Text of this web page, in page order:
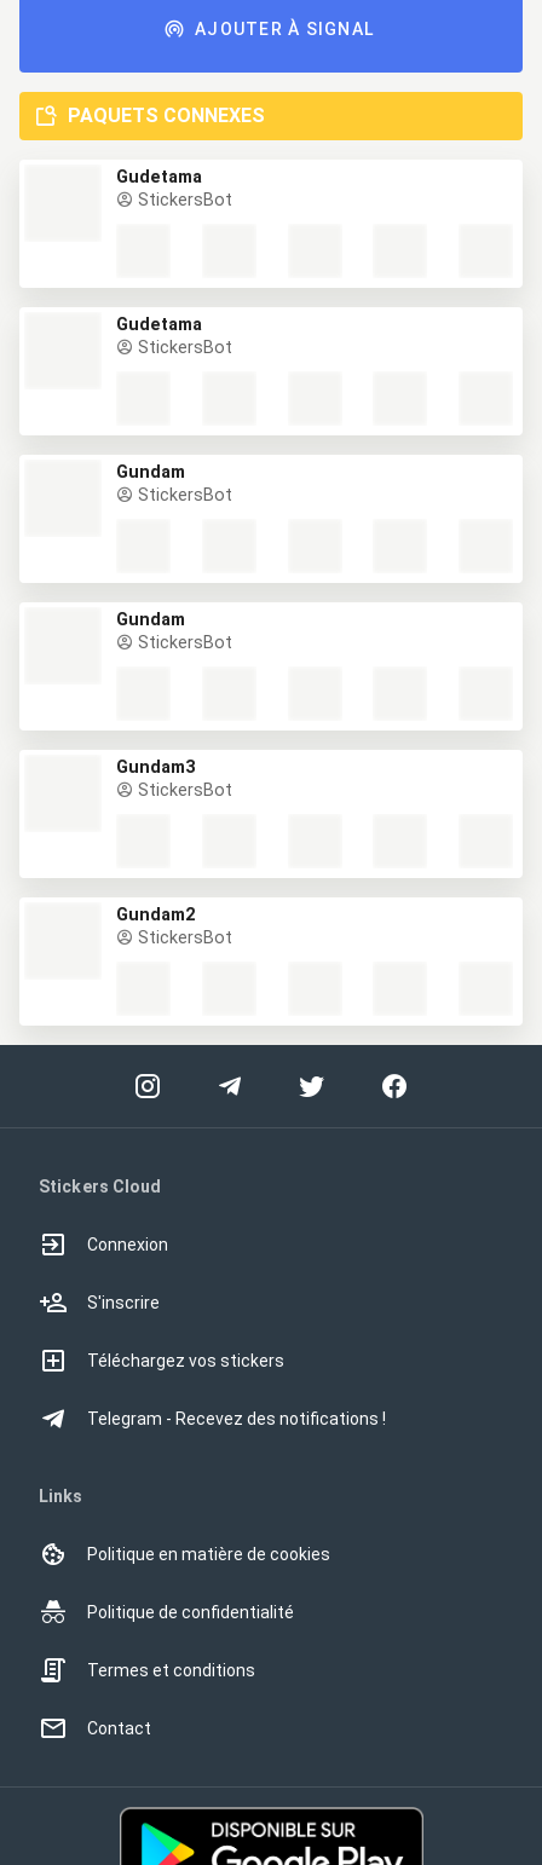
AJOUTER À SIGNAL
PAQUETS CONNEXES
Gudetama
StickersBot
Gudetama
StickersBot
Gundam
StickersBot
Gundam
StickersBot
Gundam3
StickersBot
Gundam2
StickersBot
Stickers Cloud
Connexion
S'inscrire
Téléchargez vos stickers
Telegram - Recevez des notifications !
Links
Politique en matière de cookies
Politique de confidentialité
Termes et conditions
Contact